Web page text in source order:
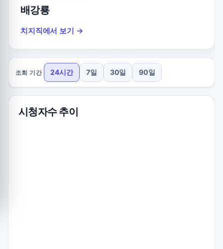
배강룡
치지직에서 보기 →
조회 기간 24시간 7일 30일 90일
시청자수 추이